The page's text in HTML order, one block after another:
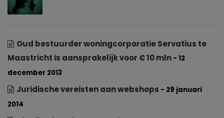
Oud bestuurder woningcorporatie Servatius te
Maastricht is aansprakelijk voor € 10 mln - 12
december 2013
Juridische vereisten aan webshops - 29 januari
2014